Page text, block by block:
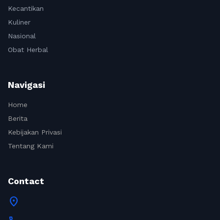
Kecantikan
Kuliner
Nasional
Obat Herbal
Navigasi
Home
Berita
Kebijakan Privasi
Tentang Kami
Contact
location_on